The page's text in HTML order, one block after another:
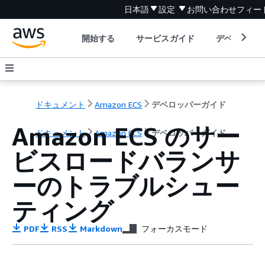
日本語 設定 お問い合わせフィー
開始する サービスガイド デベロッパ
ドキュメント Amazon ECS デベロッパーガイド
ドキュメント Amazon ECS デベロッパーガイド
Amazon ECS のサー
ビスロードバランサ
ーのトラブルシュー
ティング
PDF RSS Markdown フォーカスモード